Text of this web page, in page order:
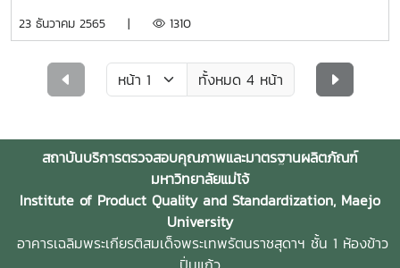
23 ธันวาคม 2565 | 1310
ทั้งหมด 4 หน้า
สถาบันบริการตรวจสอบคุณภาพและมาตรฐานผลิตภัณฑ์
มหาวิทยาลัยแม่โจ้
Institute of Product Quality and Standardization, Maejo
University
อาคารเฉลิมพระเกียรติสมเด็จพระเทพรัตนราชสุดาฯ ชั้น 1 ห้องข้าว